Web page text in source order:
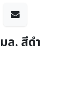
ล. สีดำ